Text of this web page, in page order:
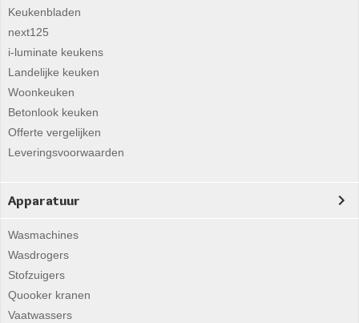
Keukenbladen
next125
i-luminate keukens
Landelijke keuken
Woonkeuken
Betonlook keuken
Offerte vergelijken
Leveringsvoorwaarden
Apparatuur
Wasmachines
Wasdrogers
Stofzuigers
Quooker kranen
Vaatwassers